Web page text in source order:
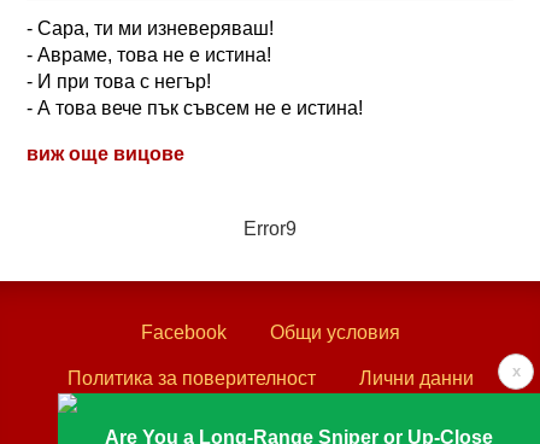
- Сара, ти ми изневеряваш!
- Авраме, това не е истина!
- И при това с негър!
- А това вече пък съвсем не е истина!
виж още вицове
Error9
x
Are You a Long-Range Sniper or Up-Close
Facebook Общи условия
Политика за поверителност Лични данни